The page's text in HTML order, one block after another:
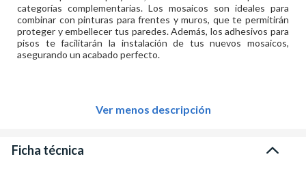
categorías complementarias. Los mosaicos son ideales para
combinar con pinturas para frentes y muros, que te permitirán
proteger y embellecer tus paredes. Además, los adhesivos para
pisos te facilitarán la instalación de tus nuevos mosaicos,
asegurando un acabado perfecto.
Ver menos descripción
Ficha técnica